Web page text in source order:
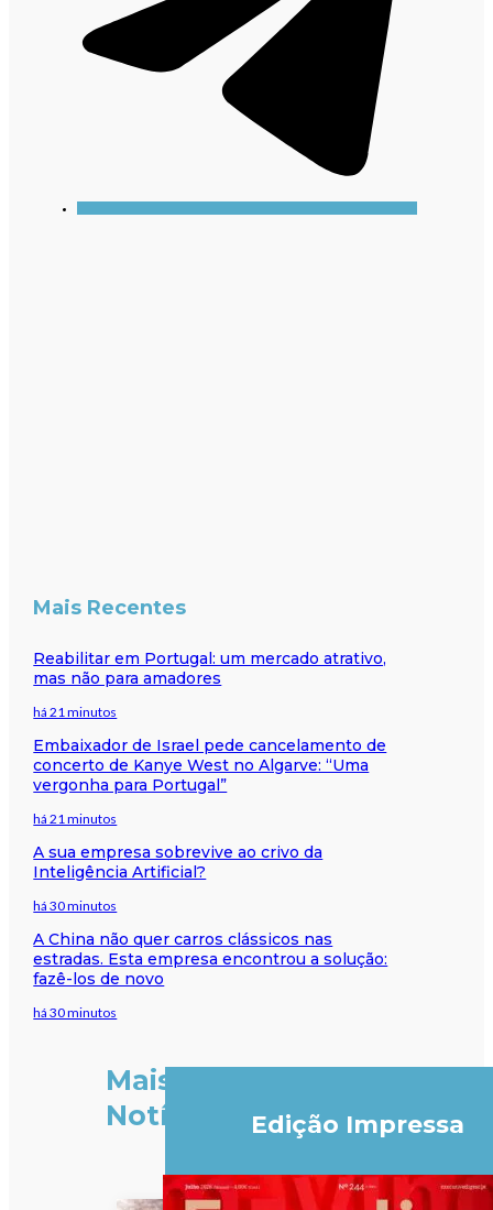
Mais Recentes
Reabilitar em Portugal: um mercado atrativo,
mas não para amadores
há 21 minutos
Embaixador de Israel pede cancelamento de
concerto de Kanye West no Algarve: “Uma
vergonha para Portugal”
há 21 minutos
A sua empresa sobrevive ao crivo da
Inteligência Artificial?
há 30 minutos
A China não quer carros clássicos nas
estradas. Esta empresa encontrou a solução:
fazê-los de novo
há 30 minutos
Mais
Notícias
Edição Impressa